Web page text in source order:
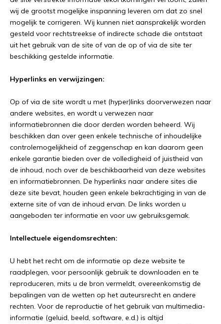
wij de grootst mogelijke inspanning leveren om dat zo snel
mogelijk te corrigeren. Wij kunnen niet aansprakelijk worden
gesteld voor rechtstreekse of indirecte schade die ontstaat
uit het gebruik van de site of van de op of via de site ter
beschikking gestelde informatie.
Hyperlinks en verwijzingen:
Op of via de site wordt u met (hyper)links doorverwezen naar
andere websites, en wordt u verwezen naar
informatiebronnen die door derden worden beheerd. Wij
beschikken dan over geen enkele technische of inhoudelijke
controlemogelijkheid of zeggenschap en kan daarom geen
enkele garantie bieden over de volledigheid of juistheid van
de inhoud, noch over de beschikbaarheid van deze websites
en informatiebronnen. De hyperlinks naar andere sites die
deze site bevat, houden geen enkele bekrachtiging in van de
externe site of van de inhoud ervan. De links worden u
aangeboden ter informatie en voor uw gebruiksgemak.
Intellectuele eigendomsrechten:
U hebt het recht om de informatie op deze website te
raadplegen, voor persoonlijk gebruik te downloaden en te
reproduceren, mits u de bron vermeldt, overeenkomstig de
bepalingen van de wetten op het auteursrecht en andere
rechten. Voor de reproductie of het gebruik van multimedia-
informatie (geluid, beeld, software, e.d.) is altijd